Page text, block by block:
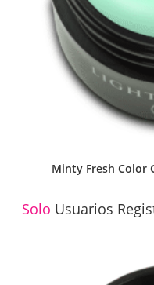
Minty Fresh Color
Solo Usuarios